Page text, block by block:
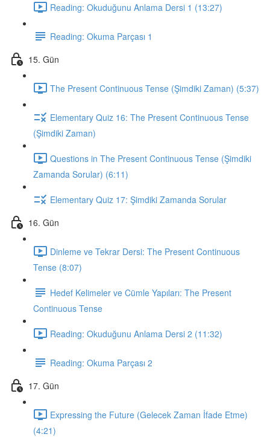
Reading: Okuduğunu Anlama Dersi 1 (13:27)
Reading: Okuma Parçası 1
15. Gün
The Present Continuous Tense (Şimdiki Zaman) (5:37)
Elementary Quiz 16: The Present Continuous Tense
(Şimdiki Zaman)
Questions in The Present Continuous Tense (Şimdiki
Zamanda Sorular) (6:11)
Elementary Quiz 17: Şimdiki Zamanda Sorular
16. Gün
Dinleme ve Tekrar Dersi: The Present Continuous
Tense (8:07)
Hedef Kelimeler ve Cümle Yapıları: The Present
Continuous Tense
Reading: Okuduğunu Anlama Dersi 2 (11:32)
Reading: Okuma Parçası 2
17. Gün
Expressing the Future (Gelecek Zaman İfade Etme)
(4:21)